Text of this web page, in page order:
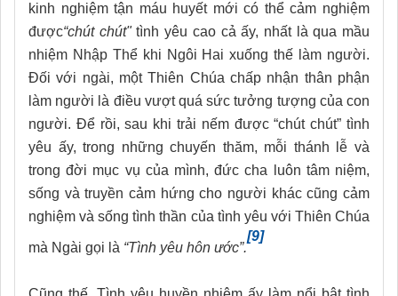
kinh nghiệm tận máu huyết mới có thể cảm nghiệm
được“chút chút"tình yêu cao cả ấy, nhất là qua mầu
nhiệm Nhập Thể khi Ngôi Hai xuống thế làm người.
Đối với ngài, một Thiên Chúa chấp nhận thân phận
làm người là điều vượt quá sức tưởng tượng của con
người. Để rồi, sau khi trải nếm được “chút chút” tình
yêu ấy, trong những chuyến thăm, mỗi thánh lễ và
trong đời mục vụ của mình, đức cha luôn tâm niệm,
sống và truyền cảm hứng cho người khác cũng cảm
nghiệm và sống tình thần của tình yêu với Thiên Chúa
mà Ngài gọi là “Tình yêu hôn ước”.
[9]